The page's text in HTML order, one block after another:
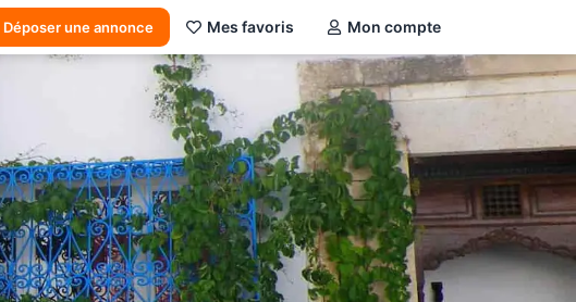
Déposer une annonce Mes favoris Mon compte